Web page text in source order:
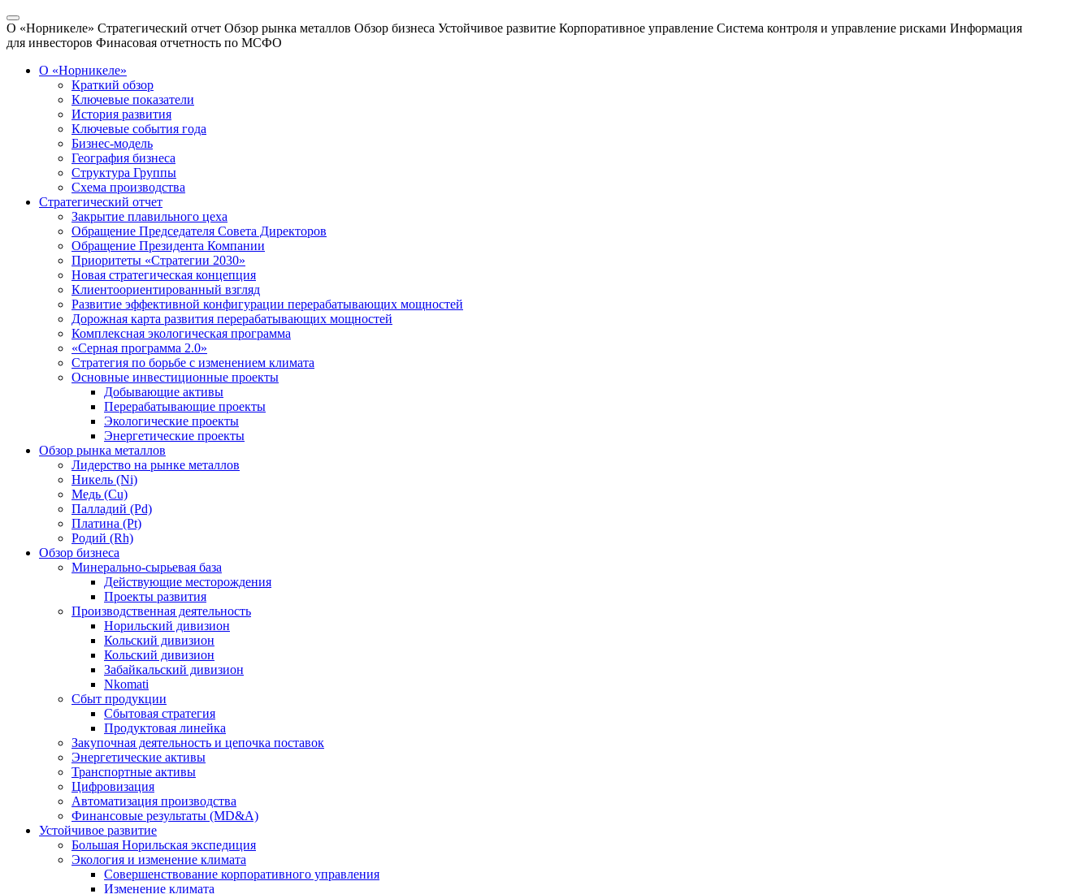
О «Норникеле» Стратегический отчет Обзор рынка металлов Обзор бизнеса Устойчивое развитие Корпоративное управление Система контроля и управление рисками Информация
для инвесторов Финасовая отчетность по МСФО
О «Норникеле»
Краткий обзор
Ключевые показатели
История развития
Ключевые события года
Бизнес-модель
География бизнеса
Структура Группы
Схема производства
Стратегический отчет
Закрытие плавильного цеха
Обращение Председателя Совета Директоров
Обращение Президента Компании
Приоритеты «Стратегии 2030»
Новая стратегическая концепция
Клиентоориентированный взгляд
Развитие эффективной конфигурации перерабатывающих мощностей
Дорожная карта развития перерабатывающих мощностей
Комплексная экологическая программа
«Серная программа 2.0»
Стратегия по борьбе с изменением климата
Основные инвестиционные проекты
Добывающие активы
Перерабатывающие проекты
Экологические проекты
Энергетические проекты
Обзор рынка металлов
Лидерство на рынке металлов
Никель (Ni)
Медь (Cu)
Палладий (Pd)
Платина (Pt)
Родий (Rh)
Обзор бизнеса
Минерально-сырьевая база
Действующие месторождения
Проекты развития
Производственная деятельность
Норильский дивизион
Кольский дивизион
Кольский дивизион
Забайкальский дивизион
Nkomati
Сбыт продукции
Сбытовая стратегия
Продуктовая линейка
Закупочная деятельность и цепочка поставок
Энергетические активы
Транспортные активы
Цифровизация
Автоматизация производства
Финансовые результаты (MD&A)
Устойчивое развитие
Большая Норильская экспедиция
Экология и изменение климата
Совершенствование корпоративного управления
Изменение климата